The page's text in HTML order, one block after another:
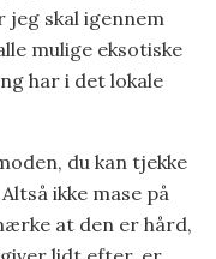
jeg skal igennem
mulige eksotiske
har i det lokale
du kan tjekke
ikke mase på
at den er hård,